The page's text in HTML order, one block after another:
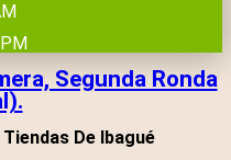
Segunda Ronda
De Ibagué